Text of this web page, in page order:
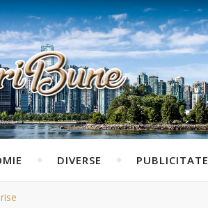
DIVERSE PUBLICITATE